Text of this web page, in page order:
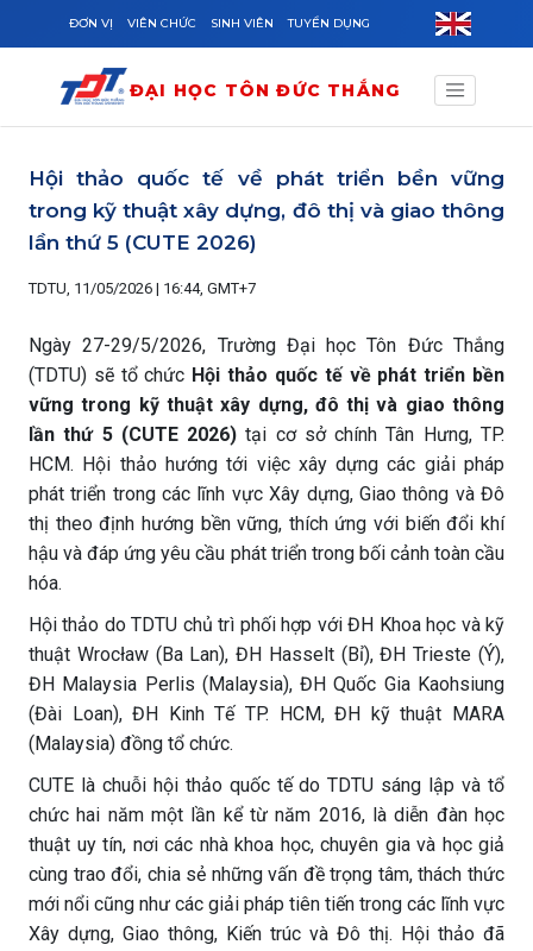
Skip to main content
ĐƠN VỊ VIÊN CHỨC SINH VIÊN TUYỂN DỤNG
ĐẠI HỌC TÔN ĐỨC THẮNG
Hội thảo quốc tế về phát triển bền vững
trong kỹ thuật xây dựng, đô thị và giao thông
lần thứ 5 (CUTE 2026)
TDTU, 11/05/2026 | 16:44, GMT+7
Ngày 27-29/5/2026, Trường Đại học Tôn Đức Thắng
(TDTU) sẽ tổ chức Hội thảo quốc tếvề phát triển bền
vững trong kỹ thuật xây dựng, đô thị và giao thông
lần thứ 5 (CUTE 2026)tại cơ sở chính Tân Hưng, TP.
HCM. Hội thảo hướng tới việc xây dựng các giải pháp
phát triển trong các lĩnh vực Xây dựng, Giao thông và Đô
thị theo định hướng bền vững, thích ứng với biến đổi khí
hậu và đáp ứng yêu cầu phát triển trong bối cảnh toàn cầu
hóa.
Hội thảo do TDTU chủ trì phối hợp với ĐH Khoa học và kỹ
thuật Wrocław (Ba Lan), ĐH Hasselt (Bỉ), ĐH Trieste (Ý),
ĐH Malaysia Perlis (Malaysia), ĐH Quốc Gia Kaohsiung
(Đài Loan), ĐH Kinh Tế TP. HCM, ĐH kỹ thuật MARA
(Malaysia) đồng tổ chức.
CUTE là chuỗi hội thảo quốc tế do TDTU sáng lập và tổ
chức hai năm một lần kể từ năm 2016, là diễn đàn học
thuật uy tín, nơi các nhà khoa học, chuyên gia và học giả
cùng trao đổi, chia sẻ những vấn đề trọng tâm, thách thức
mới nổi cũng như các giải pháp tiên tiến trong các lĩnh vực
Xây dựng, Giao thông, Kiến trúc và Đô thị. Hội thảo đã